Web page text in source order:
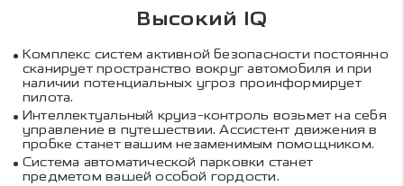
Высокий IQ
Комплекс систем активной безопасности постоянно
сканирует пространство вокруг автомобиля и при
наличии потенциальных угроз проинформирует
пилота.
Интеллектуальный круиз-контроль возьмет на себя
управление в путешествии. Ассистент движения в
пробке станет вашим незаменимым помощником.
Система автоматической парковки станет
предметом вашей особой гордости.